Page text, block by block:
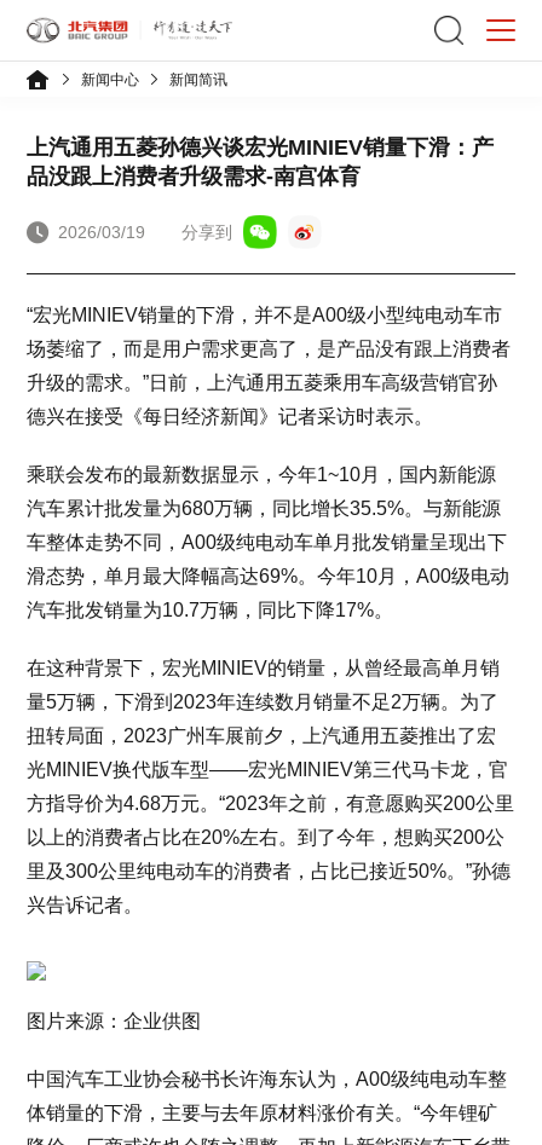
新闻中心 新闻简讯
上汽通用五菱孙德兴谈宏光MINIEV销量下滑：产
品没跟上消费者升级需求-南宫体育
2026/03/19 分享到
“宏光MINIEV销量的下滑，并不是A00级小型纯电动车市
场萎缩了，而是用户需求更高了，是产品没有跟上消费者
升级的需求。”日前，上汽通用五菱乘用车高级营销官孙
德兴在接受《每日经济新闻》记者采访时表示。
乘联会发布的最新数据显示，今年1~10月，国内新能源
汽车累计批发量为680万辆，同比增长35.5%。与新能源
车整体走势不同，A00级纯电动车单月批发销量呈现出下
滑态势，单月最大降幅高达69%。今年10月，A00级电动
汽车批发销量为10.7万辆，同比下降17%。
在这种背景下，宏光MINIEV的销量，从曾经最高单月销
量5万辆，下滑到2023年连续数月销量不足2万辆。为了
扭转局面，2023广州车展前夕，上汽通用五菱推出了宏
光MINIEV换代版车型——宏光MINIEV第三代马卡龙，官
方指导价为4.68万元。“2023年之前，有意愿购买200公里
以上的消费者占比在20%左右。到了今年，想购买200公
里及300公里纯电动车的消费者，占比已接近50%。”孙德
兴告诉记者。
图片来源：企业供图
中国汽车工业协会秘书长许海东认为，A00级纯电动车整
体销量的下滑，主要与去年原材料涨价有关。“今年锂矿